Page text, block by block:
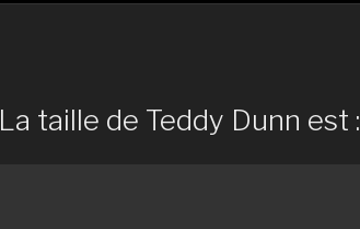
La taille de Teddy Dunn est :